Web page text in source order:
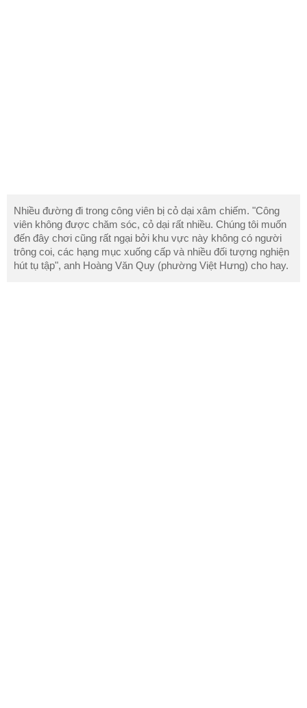
Nhiều đường đi trong công viên bị cỏ dại xâm chiếm. "Công
viên không được chăm sóc, cỏ dại rất nhiều. Chúng tôi muốn
đến đây chơi cũng rất ngại bởi khu vực này không có người
trông coi, các hạng mục xuống cấp và nhiều đối tượng nghiện
hút tụ tập", anh Hoàng Văn Quy (phường Việt Hưng) cho hay.